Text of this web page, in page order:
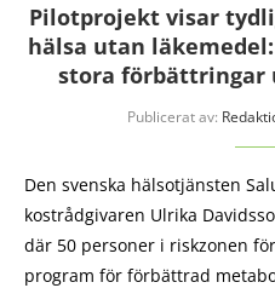
Pilotprojekt visar
hälsa utan
stora förbättringar
Publicerat av:
Den svenska hälsotjänsten
kostrådgivaren Ulrika
där 50 personer i riskzonen
program för förbättrad